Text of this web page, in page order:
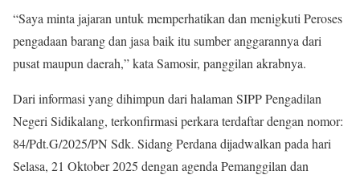
“Saya minta jajaran untuk memperhatikan dan menigkuti Peroses
pengadaan barang dan jasa baik itu sumber anggarannya dari
pusat maupun daerah,” kata Samosir, panggilan akrabnya.
Dari informasi yang dihimpun dari halaman SIPP Pengadilan
Negeri Sidikalang, terkonfirmasi perkara terdaftar dengan nomor:
84/Pdt.G/2025/PN Sdk. Sidang Perdana dijadwalkan pada hari
Selasa, 21 Oktober 2025 dengan agenda Pemanggilan dan